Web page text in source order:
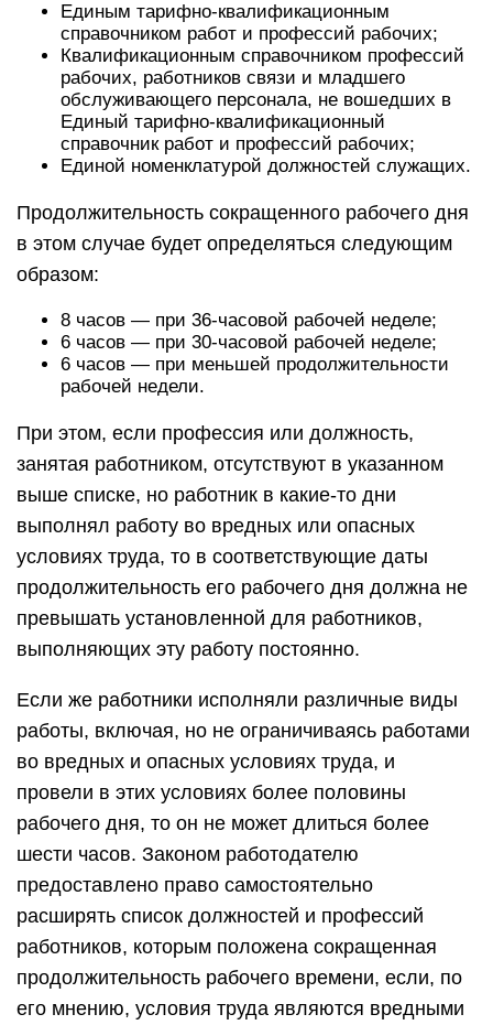
Единым тарифно-квалификационным
справочником работ и профессий рабочих;
Квалификационным справочником профессий
рабочих, работников связи и младшего
обслуживающего персонала, не вошедших в
Единый тарифно-квалификационный
справочник работ и профессий рабочих;
Единой номенклатурой должностей служащих.
Продолжительность сокращенного рабочего дня
в этом случае будет определяться следующим
образом:
8 часов — при 36-часовой рабочей неделе;
6 часов — при 30-часовой рабочей неделе;
6 часов — при меньшей продолжительности
рабочей недели.
При этом, если профессия или должность,
занятая работником, отсутствуют в указанном
выше списке, но работник в какие-то дни
выполнял работу во вредных или опасных
условиях труда, то в соответствующие даты
продолжительность его рабочего дня должна не
превышать установленной для работников,
выполняющих эту работу постоянно.
Если же работники исполняли различные виды
работы, включая, но не ограничиваясь работами
во вредных и опасных условиях труда, и
провели в этих условиях более половины
рабочего дня, то он не может длиться более
шести часов. Законом работодателю
предоставлено право самостоятельно
расширять список должностей и профессий
работников, которым положена сокращенная
продолжительность рабочего времени, если, по
его мнению, условия труда являются вредными